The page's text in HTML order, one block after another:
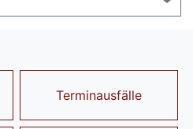
Terminausfälle